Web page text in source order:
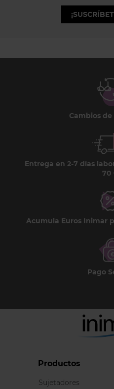
Cambios
Entrega en 2-7 días
70
Acumula Euros Inimar
Pago
Productos
Sujetadores